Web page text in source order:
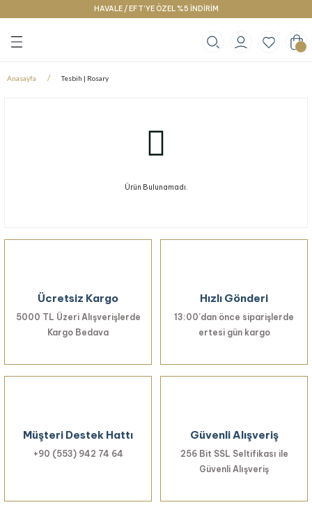
HAVALE / EFT’YE ÖZEL %5 İNDİRİM
Geri Dön
Geri Dön
Geri Dön
Anasayfa Tesbih | Rosary
Ürün Bulunamadı.
Ücretsiz Kargo
5000 TL Üzeri Alışverişlerde
Kargo Bedava
Hızlı Gönderi
13:00’dan önce siparişlerde
ertesi gün kargo
Müşteri Destek Hattı
+90 (553) 942 74 64
Güvenli Alışveriş
256 Bit SSL Seltifikası ile
Güvenli Alışveriş